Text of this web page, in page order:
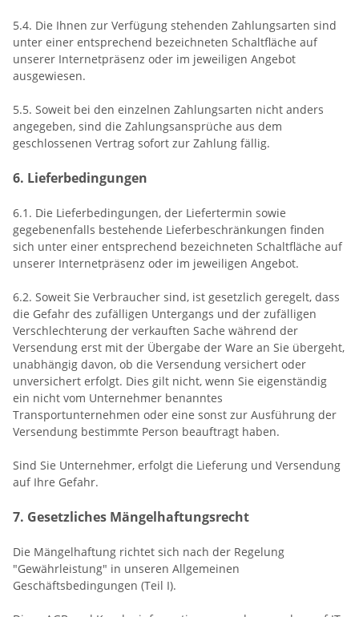
5.4. Die Ihnen zur Verfügung stehenden Zahlungsarten sind
unter einer entsprechend bezeichneten Schaltfläche auf
unserer Internetpräsenz oder im jeweiligen Angebot
ausgewiesen.
5.5. Soweit bei den einzelnen Zahlungsarten nicht anders
angegeben, sind die Zahlungsansprüche aus dem
geschlossenen Vertrag sofort zur Zahlung fällig.
6. Lieferbedingungen
6.1. Die Lieferbedingungen, der Liefertermin sowie
gegebenenfalls bestehende Lieferbeschränkungen finden
sich unter einer entsprechend bezeichneten Schaltfläche auf
unserer Internetpräsenz oder im jeweiligen Angebot.
6.2. Soweit Sie Verbraucher sind, ist gesetzlich geregelt, dass
die Gefahr des zufälligen Untergangs und der zufälligen
Verschlechterung der verkauften Sache während der
Versendung erst mit der Übergabe der Ware an Sie übergeht,
unabhängig davon, ob die Versendung versichert oder
unversichert erfolgt. Dies gilt nicht, wenn Sie eigenständig
ein nicht vom Unternehmer benanntes
Transportunternehmen oder eine sonst zur Ausführung der
Versendung bestimmte Person beauftragt haben.
Sind Sie Unternehmer, erfolgt die Lieferung und Versendung
auf Ihre Gefahr.
7. Gesetzliches Mängelhaftungsrecht
Die Mängelhaftung richtet sich nach der Regelung
"Gewährleistung" in unseren Allgemeinen
Geschäftsbedingungen (Teil I).